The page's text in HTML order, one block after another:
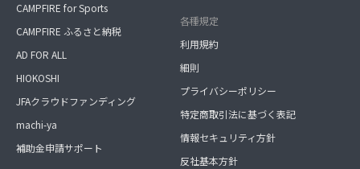
CAMPFIRE for Sports
CAMPFIRE ふるさと納税
AD FOR ALL
HIOKOSHI
JFAクラウドファンディング
machi-ya
補助金申請サポート
各種規定
利用規約
細則
プライバシーポリシー
特定商取引法に基づく表記
情報セキュリティ方針
反社基本方針